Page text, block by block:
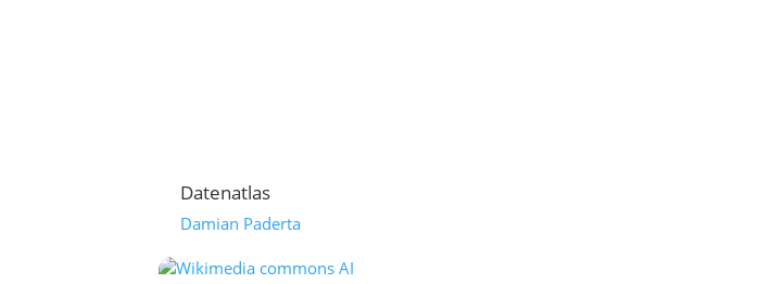
Datenatlas
Damian Paderta